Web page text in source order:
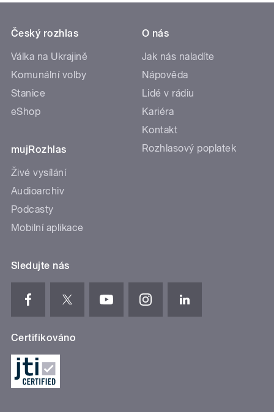
Český rozhlas
Válka na Ukrajině
Komunální volby
Stanice
eShop
mujRozhlas
Živé vysílání
Audioarchiv
Podcasty
Mobilní aplikace
O nás
Jak nás naladíte
Nápověda
Lidé v rádiu
Kariéra
Kontakt
Rozhlasový poplatek
Sledujte nás
Certifikováno